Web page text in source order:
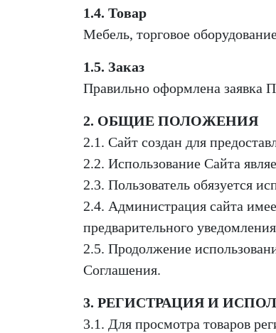
1.4. Товар
Мебель, торговое
1.5. Заказ
Правильно оформлена заявка
2. ОБЩИЕ ПОЛОЖЕНИЯ
2.1. Сайт создан для
2.2. Использование Сайта
2.3. Пользователь обязуется
2.4. Администрация сайта
предварительного
2.5. Продолжение
Соглашения.
3. РЕГИСТРАЦИЯ И
3.1. Для просмотра товаров